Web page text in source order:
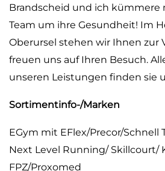
Brandscheid und ich
Team um ihre Gesundheit! Im
Oberursel stehen wir Ihnen zur
freuen uns auf Ihren Besuch.
unseren Leistungen finden sie
Sortimentinfo-/Marken
EGym mit EFlex/Precor/Schnell
Next Level Running/ Skillcourt/
FPZ/Proxomed